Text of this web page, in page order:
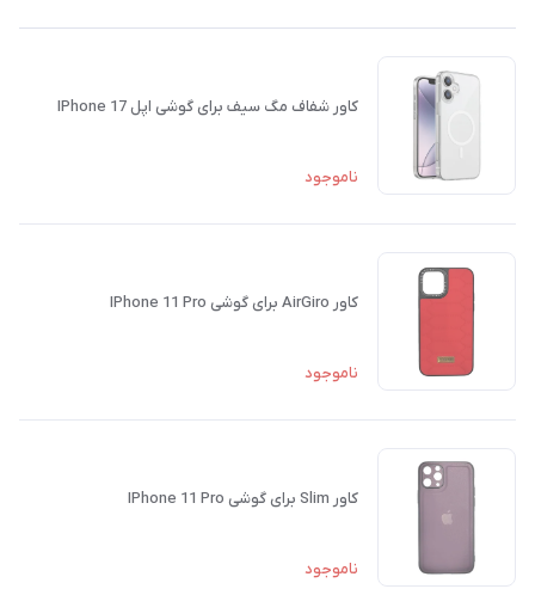
کاور شفاف مگ سیف برای گوشی اپل IPhone 17
ناموجود
کاور AirGiro برای گوشی IPhone 11 Pro
ناموجود
کاور Slim برای گوشی IPhone 11 Pro
ناموجود